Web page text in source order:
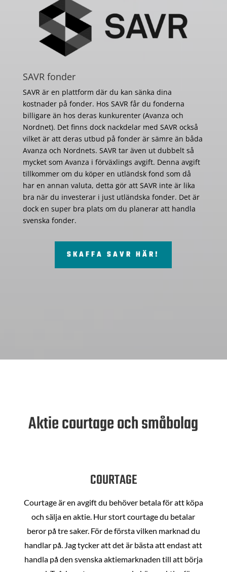
SAVR fonder
SAVR är en plattform där du kan sänka dina
kostnader på fonder. Hos SAVR får du fonderna
billigare än hos deras kunkurenter (Avanza och
Nordnet). Det finns dock nackdelar med SAVR också
vilket är att deras utbud på fonder är sämre än båda
Avanza och Nordnets. SAVR tar även ut dubbelt så
mycket som Avanza i förväxlings avgift. Denna avgift
tillkommer om du köper en utländsk fond som då
har en annan valuta, detta gör att SAVR inte är lika
bra när du investerar i just utländska fonder. Det är
dock en super bra plats om du planerar att handla
svenska fonder.
SKAFFA SAVR HÄR!
Aktie courtage och småbolag
COURTAGE
Courtage är en avgift du behöver betala för att köpa
och sälja en aktie. Hur stort courtage du betalar
beror på tre saker. För de första vilken marknad du
handlar på. Jag tycker att det är bästa att endast att
handla på den svenska aktiemarknaden till att börja